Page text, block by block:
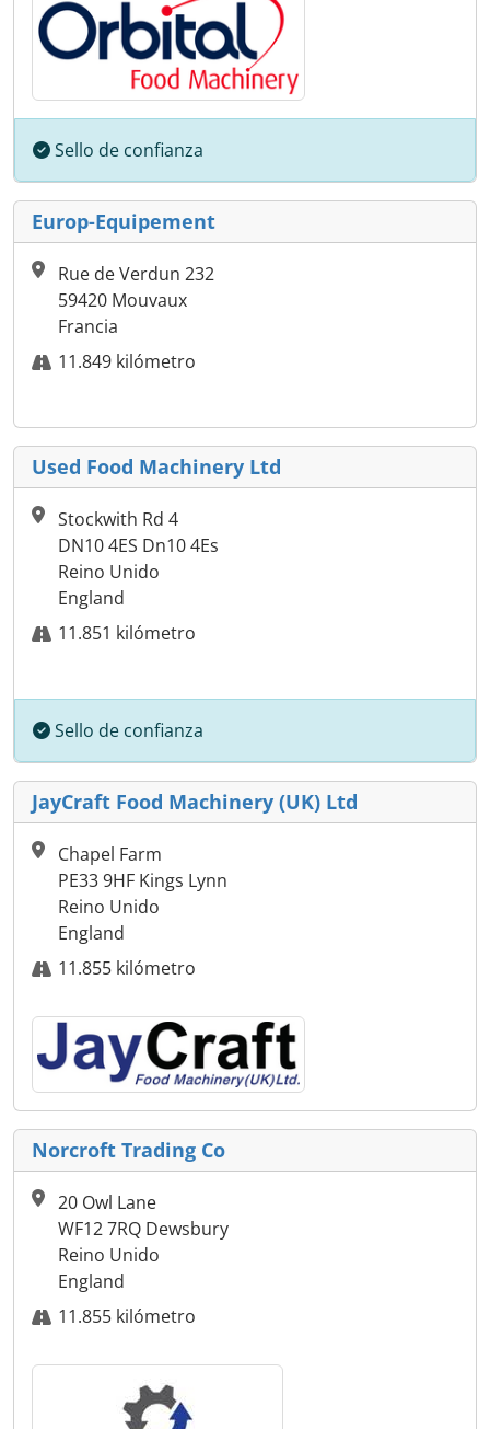
Sello de confianza
Europ-Equipement
Rue de Verdun 232
59420 Mouvaux
Francia
11.849 kilómetro
Used Food Machinery Ltd
Stockwith Rd 4
DN10 4ES Dn10 4Es
Reino Unido
England
11.851 kilómetro
Sello de confianza
JayCraft Food Machinery (UK) Ltd
Chapel Farm
PE33 9HF Kings Lynn
Reino Unido
England
11.855 kilómetro
Norcroft Trading Co
20 Owl Lane
WF12 7RQ Dewsbury
Reino Unido
England
11.855 kilómetro